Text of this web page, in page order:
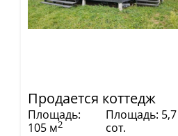
Продается коттедж
Площадь:
105 м2
Площадь: 5,7
сот.